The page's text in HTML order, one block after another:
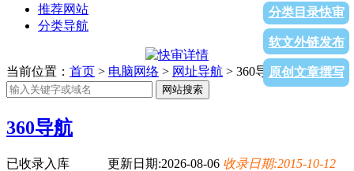
推荐网站
分类导航
分类目录快审
软文外链发布
原创文章撰写
当前位置： 首页 > 电脑网络 > 网址导航 > 360导航
网站搜索
360导航
已收录入库 更新日期:2026-08-06 收录日期:2015-10-12